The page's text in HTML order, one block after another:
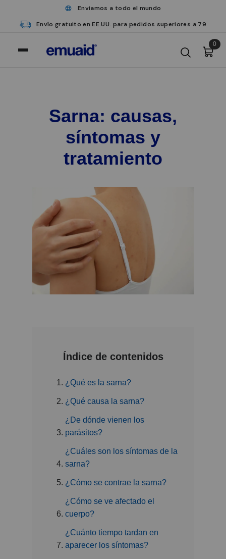
Enviamos a todo el mundo
Envío gratuito en EE.UU. para pedidos superiores a 79
0
Sarna: causas,
síntomas y
tratamiento
Índice de contenidos
¿Qué es la sarna?
¿Qué causa la sarna?
¿De dónde vienen los
parásitos?
¿Cuáles son los síntomas de la
sarna?
¿Cómo se contrae la sarna?
¿Cómo se ve afectado el
cuerpo?
¿Cuánto tiempo tardan en
aparecer los síntomas?